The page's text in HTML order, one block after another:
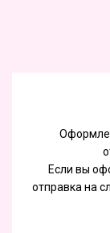
Если вы
отправка на